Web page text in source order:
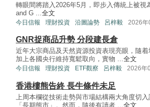
轉眼間將踏入2026年5月，即步入傳統上被
and G ... 全文
今日信報 理財投資 沿圖論勢 呂梓毅 2026年
GNR捉商品升勢 分段建長倉
近年大宗商品及天然資源投資表現亮眼，隨
加上各國央行維持寬鬆取向，實物 ... 全文
今日信報 理財投資 ETF觀察 呂梓毅 2026年
香港樓熊告終 長牛條件未足
上周本欄從技術走勢與市場結構兩大角度切
「長期熊市」。然而，隨後有讀者 ...全文